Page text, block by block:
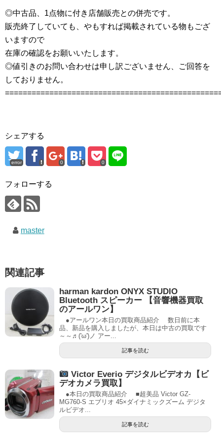
◎中古品、1点物に付き店舗販売との併売です。
販売終了していても、やもすれば掲載されている物もござ
いますので
在庫の確認をお願いいたします。
◎値引きのお問い合わせは申し訳ございません、ご回答を
しておりません。
シェアする
error 0 0
フォローする
master
関連記事
harman kardon ONYX STUDIO
Bluetooth スピーカー 【音響機器買取
のアールワン】
●アールワン本日の買取商品紹介 数日前に本
品、新品を購入しましたが、本日は中古の買取です
～～♬('ω')ノ アー...
記事を読む
Victor Everio デジタルビデオカ【ビ
デオカメラ買取】
●本日の買取商品紹介 ■超美品 Victor GZ-
MG760-S エブリオ 45×ダイナミックズーム デジタ
ルビデオ...
記事を読む